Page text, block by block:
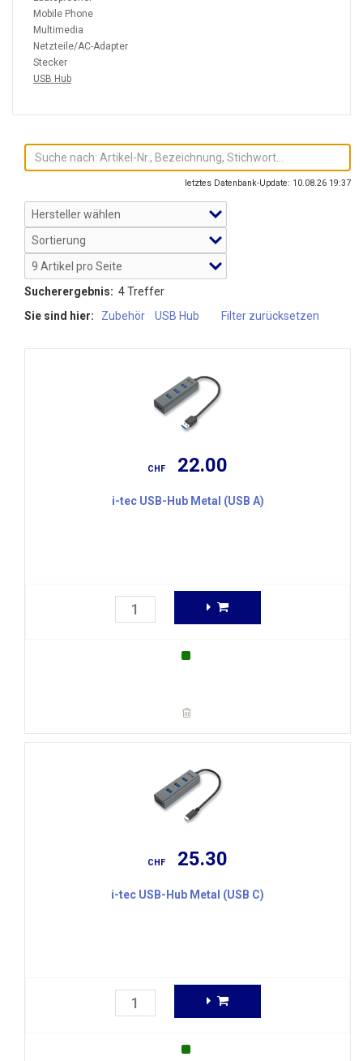
Mobile Phone
Multimedia
Netzteile/AC-Adapter
Stecker
USB Hub
letztes Datenbank-Update: 10.08.26 19:37
Sucherergebnis: 4 Treffer
Sie sind hier:
Zubehör USB Hub Filter zurücksetzen
CHF 22.00
i-tec USB-Hub Metal (USB A)
CHF 25.30
i-tec USB-Hub Metal (USB C)